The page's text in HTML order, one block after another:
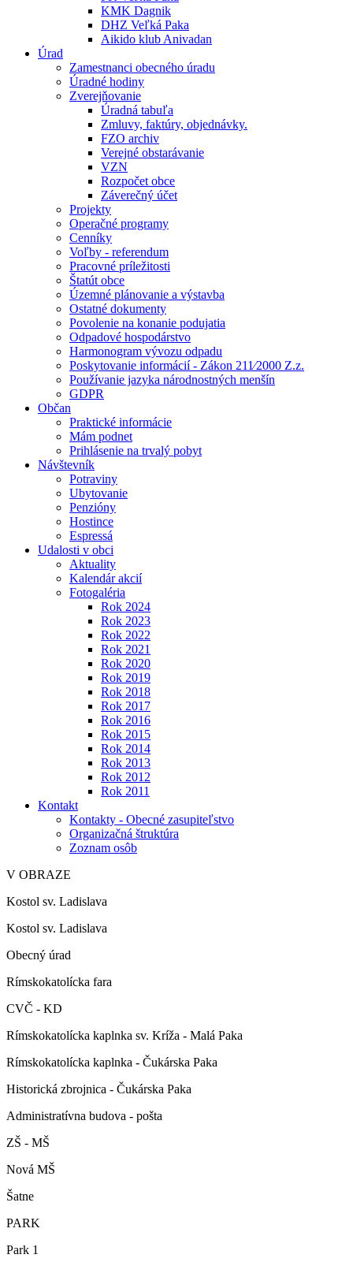
KMK Dagnik
DHZ Veľká Paka
Aikido klub Anivadan
Úrad
Zamestnanci obecného úradu
Úradné hodiny
Zverejňovanie
Úradná tabuľa
Zmluvy, faktúry, objednávky.
FZO archiv
Verejné obstarávanie
VZN
Rozpočet obce
Záverečný účet
Projekty
Operačné programy
Cenníky
Voľby - referendum
Pracovné príležitosti
Štatút obce
Územné plánovanie a výstavba
Ostatné dokumenty
Povolenie na konanie podujatia
Odpadové hospodárstvo
Harmonogram vývozu odpadu
Poskytovanie informácií - Zákon 211⁄2000 Z.z.
Používanie jazyka národnostných menšín
GDPR
Občan
Praktické informácie
Mám podnet
Prihlásenie na trvalý pobyt
Návštevník
Potraviny
Ubytovanie
Penzióny
Hostince
Espressá
Udalosti v obci
Aktuality
Kalendár akcií
Fotogaléria
Rok 2024
Rok 2023
Rok 2022
Rok 2021
Rok 2020
Rok 2019
Rok 2018
Rok 2017
Rok 2016
Rok 2015
Rok 2014
Rok 2013
Rok 2012
Rok 2011
Kontakt
Kontakty - Obecné zasupiteľstvo
Organizačná štruktúra
Zoznam osôb
V OBRAZE
Kostol sv. Ladislava
Kostol sv. Ladislava
Obecný úrad
Rímskokatolícka fara
CVČ - KD
Rímskokatolícka kaplnka sv. Kríža - Malá Paka
Rímskokatolícka kaplnka - Čukárska Paka
Historická zbrojnica - Čukárska Paka
Administratívna budova - pošta
ZŠ - MŠ
Nová MŠ
Šatne
PARK
Park 1